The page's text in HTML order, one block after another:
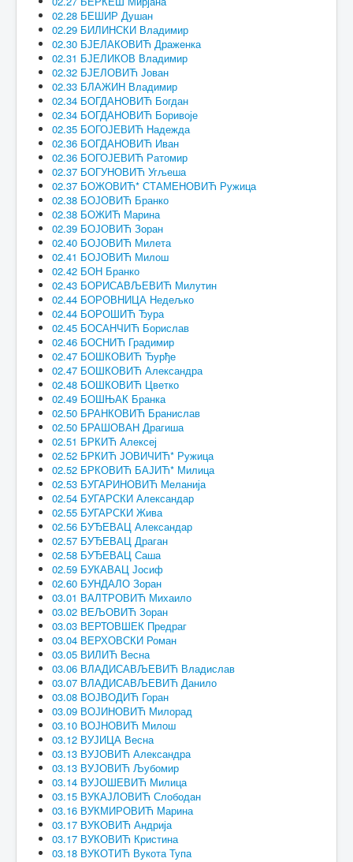
02.28 БЕШИР Душан
02.29 БИЛИНСКИ Владимир
02.30 БЈЕЛАКОВИЋ Драженка
02.31 БЈЕЛИКОВ Владимир
02.32 БЈЕЛОВИЋ Јован
02.33 БЛАЖИН Владимир
02.34 БОГДАНОВИЋ Богдан
02.34 БОГДАНОВИЋ Боривоје
02.35 БОГОЈЕВИЋ Надежда
02.36 БОГДАНОВИЋ Иван
02.36 БОГОЈЕВИЋ Ратомир
02.37 БОГУНОВИЋ Угљеша
02.37 БОЖОВИЋ* СТАМЕНОВИЋ Ружица
02.38 БОЈОВИЋ Бранко
02.38 БОЖИЋ Марина
02.39 БОЈОВИЋ Зоран
02.40 БОЈОВИЋ Милета
02.41 БОЈОВИЋ Милош
02.42 БОН Бранко
02.43 БОРИСАВЉЕВИЋ Милутин
02.44 БОРОВНИЦА Недељко
02.44 БОРОШИЋ Ђура
02.45 БОСАНЧИЋ Борислав
02.46 БОСНИЋ Градимир
02.47 БОШКОВИЋ Ђурђе
02.47 БОШКОВИЋ Александра
02.48 БОШКОВИЋ Цветко
02.49 БОШЊАК Бранка
02.50 БРАНКОВИЋ Бранислав
02.50 БРАШОВАН Драгиша
02.51 БРКИЋ Алексеј
02.52 БРКИЋ ЈОВИЧИЋ* Ружица
02.52 БРКОВИЋ БАЈИЋ* Милица
02.53 БУГАРИНОВИЋ Меланија
02.54 БУГАРСКИ Александар
02.55 БУГАРСКИ Жива
02.56 БУЂЕВАЦ Александар
02.57 БУЂЕВАЦ Драган
02.58 БУЂЕВАЦ Саша
02.59 БУКАВАЦ Јосиф
02.60 БУНДАЛО Зоран
03.01 ВАЛТРОВИЋ Михаило
03.02 ВЕЉОВИЋ Зоран
03.03 ВЕРТОВШЕК Предраг
03.04 ВЕРХОВСКИ Роман
03.05 ВИЛИЋ Весна
03.06 ВЛАДИСАВЉЕВИЋ Владислав
03.07 ВЛАДИСАВЉЕВИЋ Данило
03.08 ВОЈВОДИЋ Горан
03.09 ВОЈИНОВИЋ Милорад
03.10 ВОЈНОВИЋ Милош
03.12 ВУЈИЦА Весна
03.13 ВУЈОВИЋ Александра
03.13 ВУЈОВИЋ Љубомир
03.14 ВУЈОШЕВИЋ Милица
03.15 ВУКАЈЛОВИЋ Слободан
03.16 ВУКМИРОВИЋ Марина
03.17 ВУКОВИЋ Андрија
03.17 ВУКОВИЋ Кристина
03.18 ВУКОТИЋ Вукота Тупа